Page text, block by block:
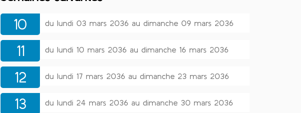
10 du lundi 03 mars 2036 au dimanche 09 mars 2036
11 du lundi 10 mars 2036 au dimanche 16 mars 2036
12 du lundi 17 mars 2036 au dimanche 23 mars 2036
13 du lundi 24 mars 2036 au dimanche 30 mars 2036